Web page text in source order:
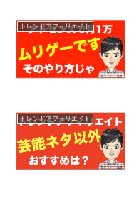
トレンドアフィリエイト
トレンドアフィリエイト